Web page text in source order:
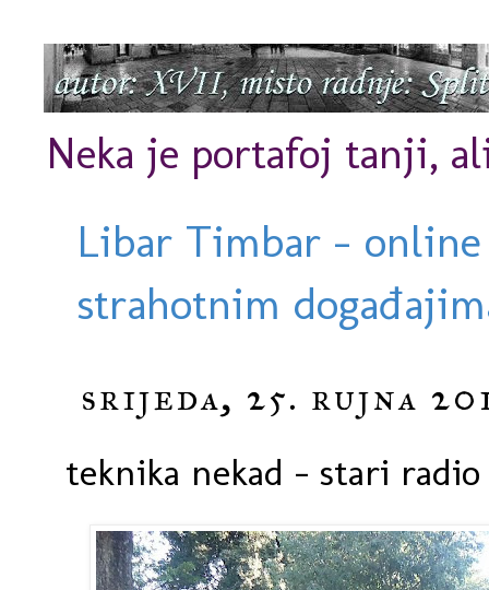
Neka je portafoj tanji,
Libar Timbar -
strahotnim
srijeda, 25. rujna
teknika nekad - stari radio